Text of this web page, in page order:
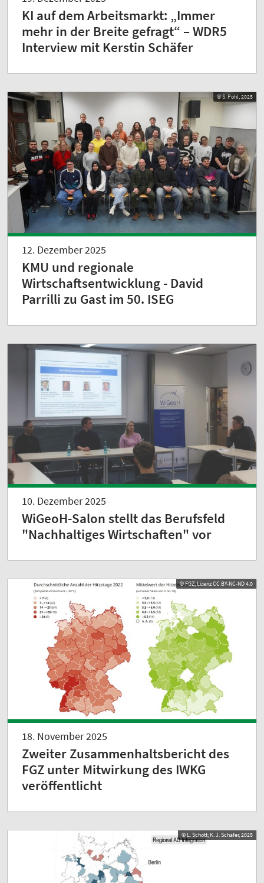
KI auf dem Arbeitsmarkt: „Immer
mehr in der Breite gefragt“ – WDR5
Interview mit Kerstin Schäfer
© S. Pohl, 2025
12. Dezember 2025
KMU und regionale
Wirtschaftsentwicklung - David
Parrilli zu Gast im 50. ISEG
10. Dezember 2025
WiGeoH-Salon stellt das Berufsfeld
"Nachhaltiges Wirtschaften" vor
© FGZ, Lizenz CC BY-NC-ND 4.0
18. November 2025
Zweiter Zusammenhaltsbericht des
FGZ unter Mitwirkung des IWKG
veröffentlicht
© L. Schott; K. J. Schäfer, 2025